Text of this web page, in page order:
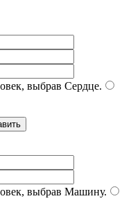
выбрав Сердце.
выбрав Машину.